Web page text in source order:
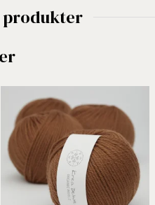
produkter